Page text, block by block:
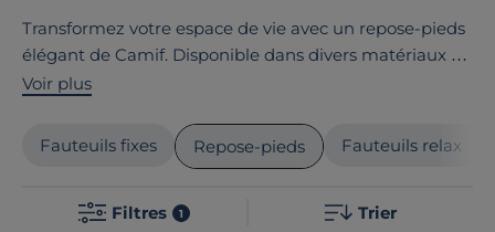
Transformez votre espace de vie avec un repose-pieds
élégant de Camif. Disponible dans divers matériaux et
designs, il s'accorde à votre style, qu'il soit nature,
conçu pour allier
confort et esthétique, parfait pour
compléter votre salon ou espace détente. Le point
France ou en Europe
Voir plus
Fauteuils fixes Repose-pieds Fauteuils relax
Filtres 1 Trier